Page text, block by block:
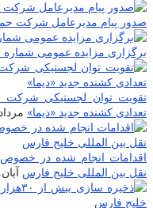
صدور پیام مدیرعامل شرکت
برگزاری مزایده عمومی شماره ۹۸/۰۲
تقویت توان لجستیکی شرکت
تعدادی کشنده جدید «دیما» مرداد,
نقل بین المللی خلیج فارس آبان, 1400